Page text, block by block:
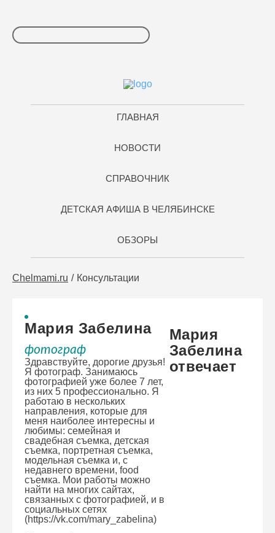
ГЛАВНАЯ
НОВОСТИ
СПРАВОЧНИК
ДЕТСКАЯ АФИША В ЧЕЛЯБИНСКЕ
ОБЗОРЫ
Chelmami.ru Консультации
Мария Забелина
фотограф
Здравствуйте, дорогие друзья!
Я фотограф. Занимаюсь
фотографией уже более 7 лет,
из них 5 профессионально. Я
работаю в нескольких
направления, которые для
меня наиболее интересны и
любимы: семейная и
свадебная съемка, детская
съемка, портретная съемка,
модельная съемка и, с
недавнего времени, food
съемка. Мои работы можно
найти на многих сайтах,
связанных с фотографией, и в
социальных сетях
(https://vk.com/mary_zabelina)
Мария
Забелина
отвечает